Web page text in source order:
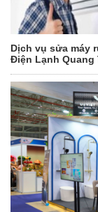
Dịch vụ sửa máy
Điện Lạnh Quang